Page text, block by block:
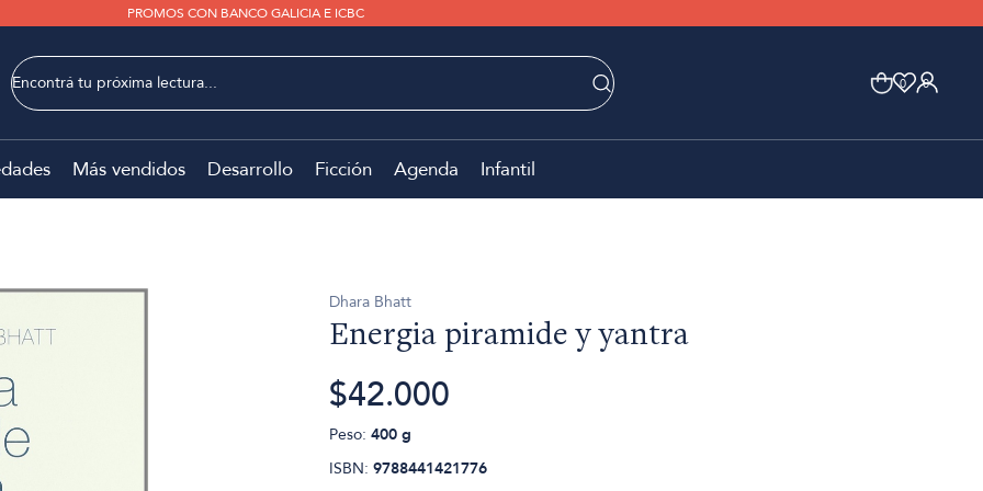
PROMOS CON BANCO GALICIA E ICBC
0 0
Más vendidos Desarrollo Ficción Agenda Infantil
Dhara Bhatt
Energia piramide y yantra
$42.000
Peso: 400 g
ISBN: 9788441421776